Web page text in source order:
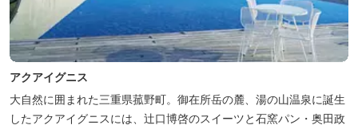
アクアイグニス
大自然に囲まれた三重県菰野町。御在所岳の麓、湯の山温泉に誕生
したアクアイグニスには、辻󠄀口博啓のスイーツと石窯パン・奥田政